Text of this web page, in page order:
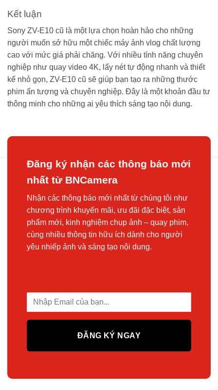
Kết luận
Sony ZV-E10 cũ là một lựa chọn hoàn hảo cho những
người muốn sở hữu một chiếc máy ảnh vlog chất lượng
cao với mức giá phải chăng. Với nhiều tính năng chuyên
nghiệp như quay video 4K, lấy nét tự động nhanh và thiết
kế nhỏ gọn, ZV-E10 cũ sẽ giúp bạn tạo ra những thước
phim ấn tượng và chuyên nghiệp. Đây là một khoản đầu tư
thông minh cho những ai yêu thích sáng tạo nội dung.
Đăng ký nhận các thông báo mới
nhất từ BNCamera
Nhận các thông báo mới nhất từ chúng tôi như
chương trình khuyến mãi, ưu đãi đặc biệt, sản
phẩm mới, kinh nghiệm chụp ảnh – quay phim,
cùng nhiều thông tin hữu ích dành cho người
yêu nhiếp ảnh và sáng tạo nội dung.